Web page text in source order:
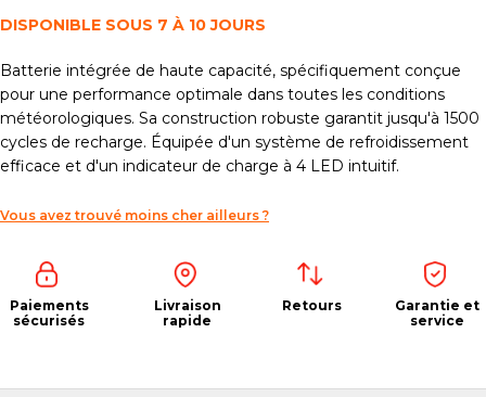
DISPONIBLE SOUS 7 À 10 JOURS
Batterie intégrée de haute capacité, spécifiquement conçue
pour une performance optimale dans toutes les conditions
météorologiques. Sa construction robuste garantit jusqu'à 1500
cycles de recharge. Équipée d'un système de refroidissement
efficace et d'un indicateur de charge à 4 LED intuitif.
Vous avez trouvé moins cher ailleurs ?
Paiements
sécurisés
Livraison
rapide
Retours
Garantie et
service